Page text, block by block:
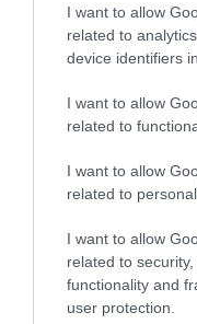
I want to allow
related to
device identifiers
I want to allow
related to
I want to allow
related to
I want to allow
related to
functionality and
user protection.
PRONEWS.GR /ΦΑΓΗΤΟ
Οι τροφές που
ταξίδεψαν σε